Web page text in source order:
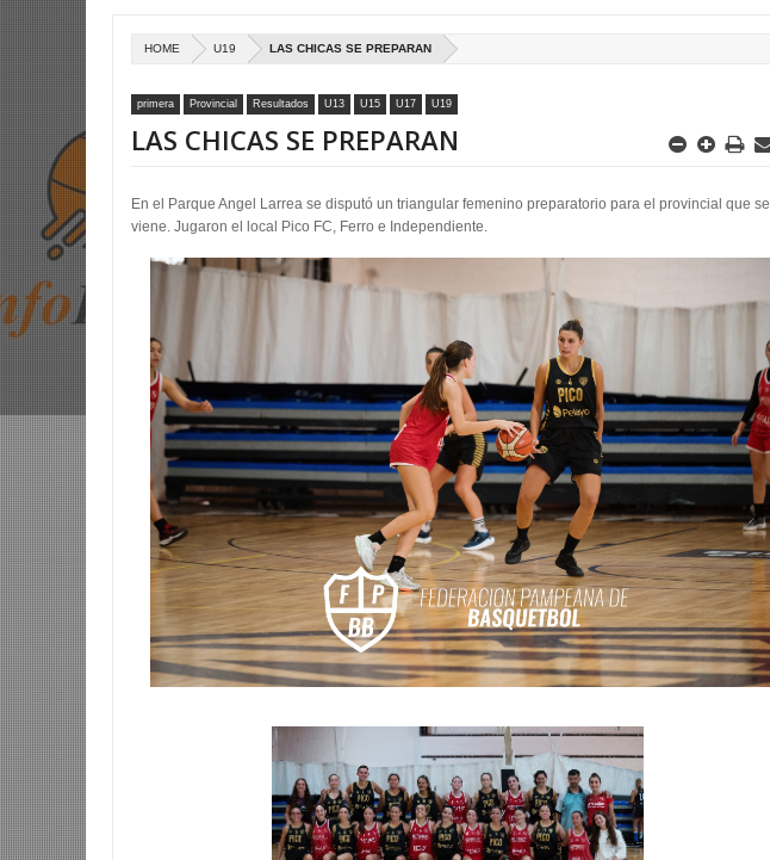
HOME U19 LAS CHICAS SE PREPARAN
primera Provincial Resultados U13 U15 U17 U19
LAS CHICAS SE PREPARAN
En el Parque Angel Larrea se disputó un triangular femenino preparatorio para el provincial que se
viene. Jugaron el local Pico FC, Ferro e Independiente.